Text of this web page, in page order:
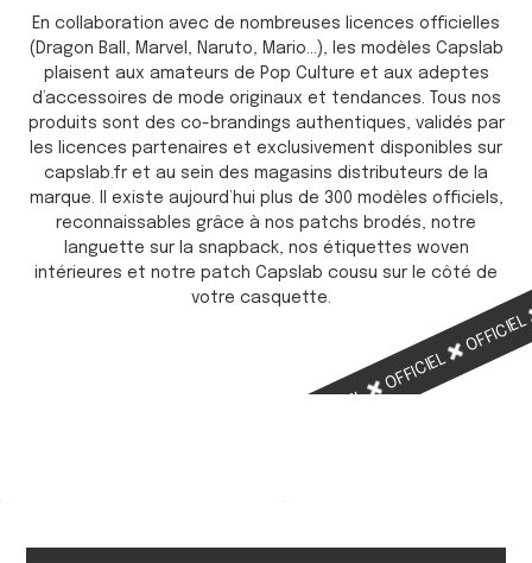
OFFICIEL
OFFICIEL
OFFICIEL
En collaboration avec de nombreuses licences officielles
(Dragon Ball, Marvel, Naruto, Mario…), les modèles Capslab
plaisent aux amateurs de Pop Culture et aux adeptes
d’accessoires de mode originaux et tendances. Tous nos
produits sont des co-brandings authentiques, validés par
les licences partenaires et exclusivement disponibles sur
capslab.fr et au sein des magasins distributeurs de la
marque. Il existe aujourd’hui plus de 300 modèles officiels,
reconnaissables grâce à nos patchs brodés, notre
languette sur la snapback, nos étiquettes woven
intérieures et notre patch Capslab cousu sur le côté de
votre casquette.